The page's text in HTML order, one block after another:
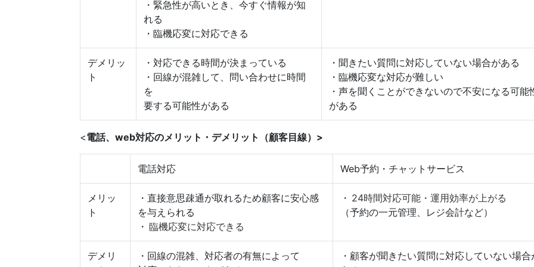
・緊急性が高いとき、今すぐ情報が知
れる
・臨機応変に対応できる
デメリッ
ト
・対応できる時間が決まっている
・回線が混雑して、問い合わせに時間
を
要する可能性がある
・聞きたい質問に対応していない場合がある
・臨機応変な対応が難しい
・声を聞くことができないので不安になる可能
がある
<電話、web対応のメリット・デメリット（顧客目線）>
電話対応 Web予約・チャットサービス
メリッ
ト
・直接意思疎通が取れるため顧客に安心感
を与えられる
・ 臨機応変に対応できる
・ 24時間対応可能・運用効率が上がる
（予約の一元管理、レジ会計など）
デメリ
・回線の混雑、対応者の有無によって
・顧客が聞きたい質問に対応していない場合